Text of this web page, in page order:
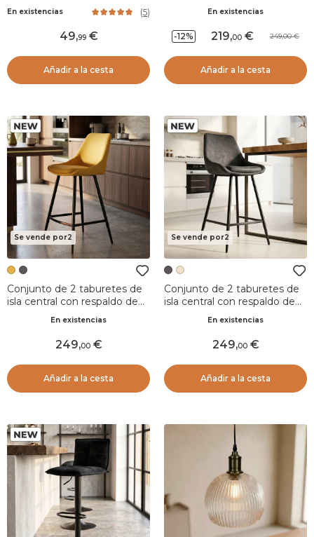
En existencias (5)
49,99
Añadir a la cesta
(Asiento 67cm) Juno Negro
En existencias
-12% 219,00 249,00
Añadir a la cesta
Se vende por2
Conjunto de 2 taburetes de
isla central con respaldo de
Amarillo mostaza
En existencias
249,00
Añadir a la cesta
Se vende por2
Conjunto de 2 taburetes de
isla central con respaldo de
67cm) Juno Gris oscuro
En existencias
249,00
Añadir a la cesta